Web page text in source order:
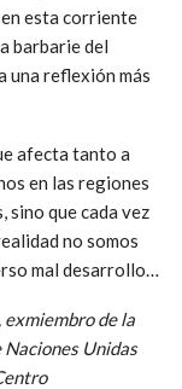
esta corriente
barbarie del
una reflexión más
afecta tanto a
en las regiones
sino que cada vez
no somos
mal desarrollo…
de la
Naciones Unidas